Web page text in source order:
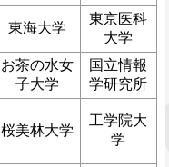
東海大学
東京医科
大学
お茶の水女
子大学
国立情報
学研究所
桜美林大学
工学院大
学